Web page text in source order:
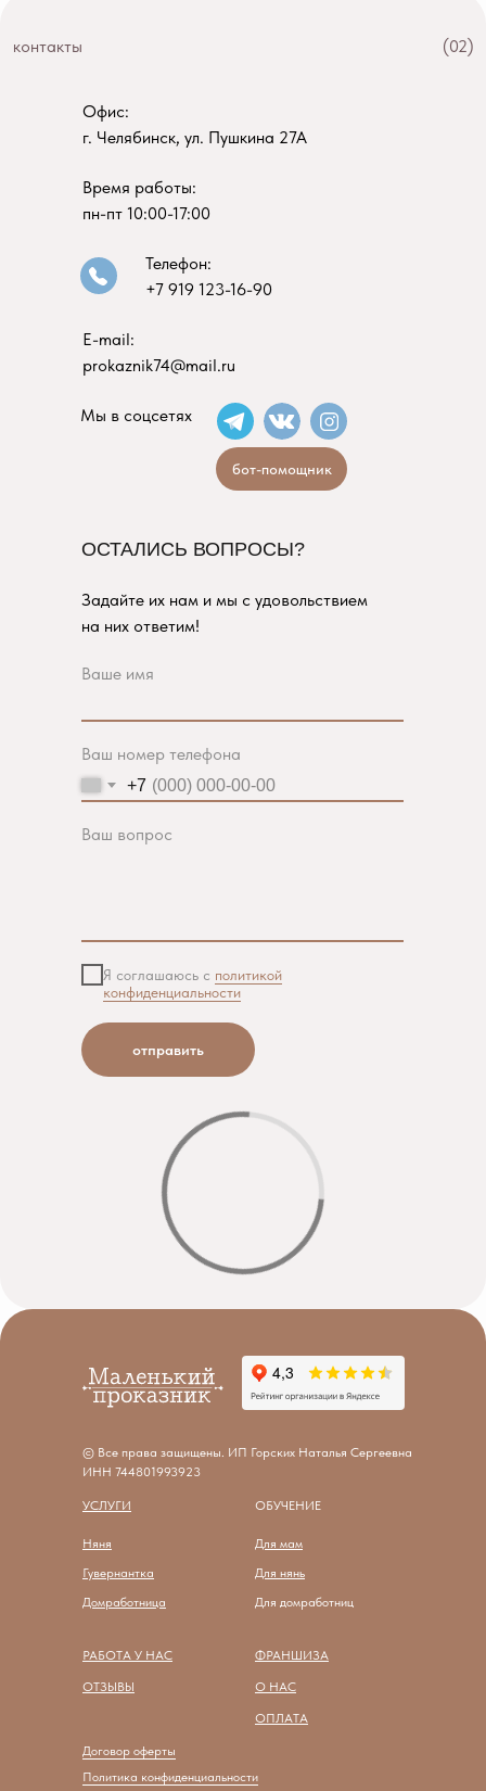
(02)
ОСТАЛИСЬ ВОПРОСЫ?
контакты
Мы в соцсетях
Задайте их нам и мы с удовольствием
на них ответим!
Офис:
г. Челябинск, ул. Пушкина 27А
Время работы:
пн-пт 10:00-17:00
Телефон:
+7 919 123-16-90
E-mail:
prokaznik74@mail.ru
Ваше имя
Ваш номер телефона
+7
Ваш вопрос
Я соглашаюсь с политикой
конфиденциальности
отправить
бот-помощник
Няня
Домработница
Гувернантка
© Все права защищены. ИП Горских Наталья Сергеевна
ИНН 744801993923
Для домработниц
Политика конфиденциальности
Договор оферты
Для нянь
Для мам
УСЛУГИ ОБУЧЕНИЕ
РАБОТА У НАС
О НАС
ФРАНШИЗА
ОТЗЫВЫ
ОПЛАТА